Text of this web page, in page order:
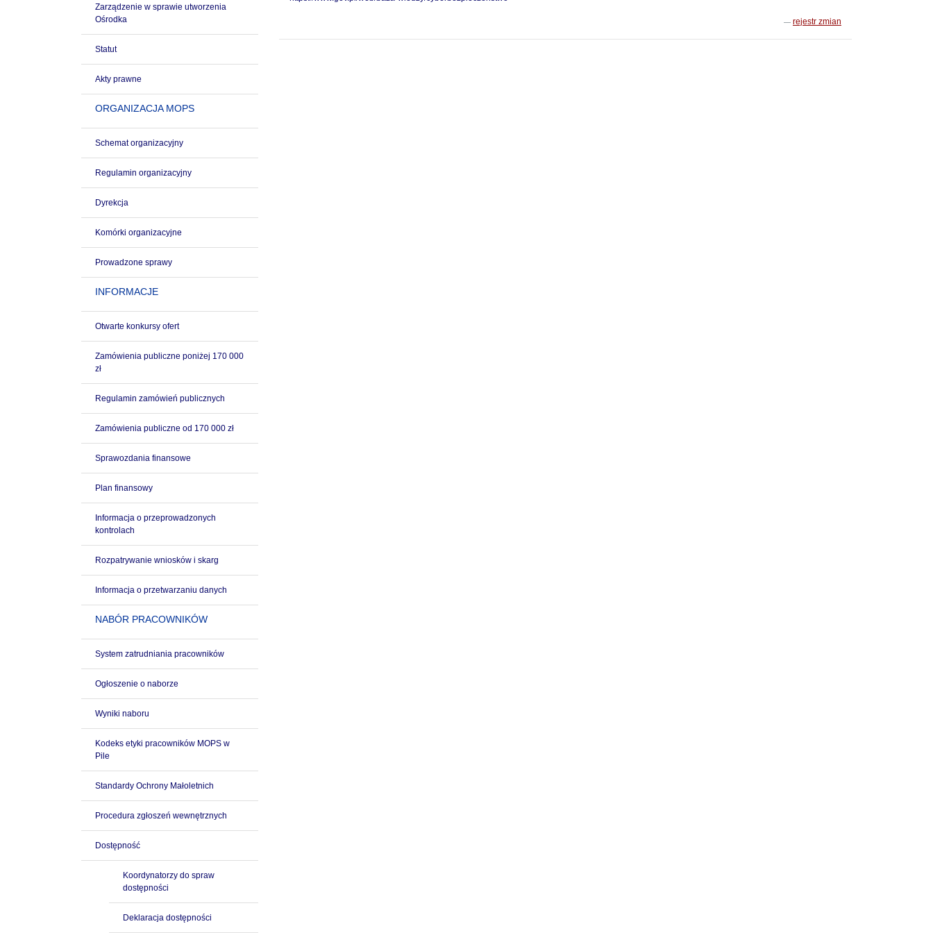
Zarządzenie w sprawie utworzenia
Ośrodka
Statut
Akty prawne
ORGANIZACJA MOPS
Schemat organizacyjny
Regulamin organizacyjny
Dyrekcja
Komórki organizacyjne
Prowadzone sprawy
INFORMACJE
Otwarte konkursy ofert
Zamówienia publiczne poniżej 170 000
zł
Regulamin zamówień publicznych
Zamówienia publiczne od 170 000 zł
Sprawozdania finansowe
Plan finansowy
Informacja o przeprowadzonych
kontrolach
Rozpatrywanie wniosków i skarg
Informacja o przetwarzaniu danych
NABÓR PRACOWNIKÓW
System zatrudniania pracowników
Ogłoszenie o naborze
Wyniki naboru
Kodeks etyki pracowników MOPS w
Pile
Standardy Ochrony Małoletnich
Procedura zgłoszeń wewnętrznych
Dostępność
Koordynatorzy do spraw
dostępności
Deklaracja dostępności
rejestr zmian